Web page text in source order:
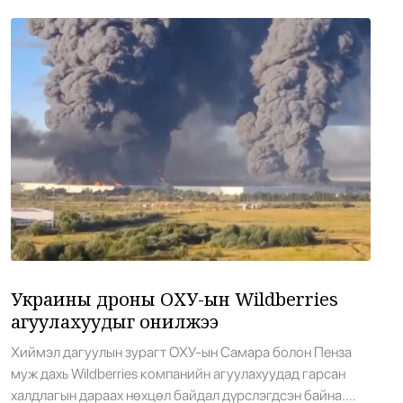
22
Хирошимагийн эмгэнэлт өдрийг дэлхий
дахин дурсан санаж, Япон цөмийн
зэвсгээс ангид бодлогоо дахин нотлов
Дэлхий 13 цаг 55 минутын өмнө
23
Засгийн газар: Өчигдөр 43 вагон бензин
оруулж ирсэн
Засгийн газар/Х. Болормаа • 15 цаг 31 минутын өмнө
24
шатахууны үлдэгдлийг нөөц мэтээр
иргэдэд мэдээлж байна
байшин, […]
Украины дроны ОХУ-ын Wildberries
агуулахуудыг онилжээ
Хиймэл дагуулын зурагт ОХУ-ын Самара болон Пенза
муж дахь Wildberries компанийн агуулахуудад гарсан
халдлагын дараах нөхцөл байдал дүрслэгдсэн байна.